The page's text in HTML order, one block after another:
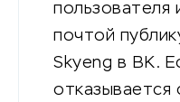
пользователя
почтой
Skyeng в ВК.
отказывается